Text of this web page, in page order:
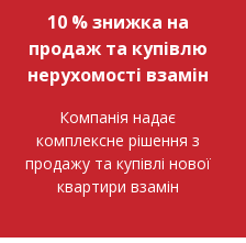
10 % знижка на
продаж та купівлю
нерухомості взамін
Компанія надає
комплексне рішення з
продажу та купівлі нової
квартири взамін